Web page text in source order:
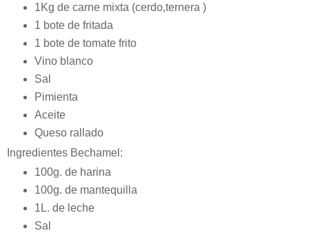
1Kg de carne mixta (cerdo,ternera )
1 bote de fritada
1 bote de tomate frito
Vino blanco
Sal
Pimienta
Aceite
Queso rallado
Ingredientes Bechamel:
100g. de harina
100g. de mantequilla
1L. de leche
Sal